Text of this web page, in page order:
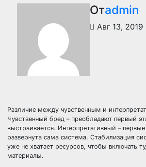
Отadmin
Авг 13, 2019
Различие между чувственным и
Чувственный бред – преобладают первый
выстраивается. Интерпретативный –
развернута сама система. Стабилизация
уже не хватает ресурсов, чтобы включать
материалы.